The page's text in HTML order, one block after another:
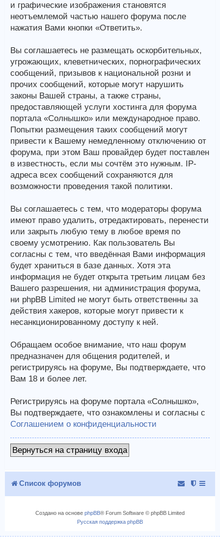
и графические изображения становятся
неотъемлемой частью нашего форума после
нажатия Вами кнопки «Ответить».
Вы соглашаетесь не размещать оскорбительных,
угрожающих, клеветнических, порнографических
сообщений, призывов к национальной розни и
прочих сообщений, которые могут нарушить
законы Вашей страны, а также страны,
предоставляющей услуги хостинга для форума
портала «Солнышко» или международное право.
Попытки размещения таких сообщений могут
привести к Вашему немедленному отключению от
форума, при этом Ваш провайдер будет поставлен
в известность, если мы сочтём это нужным. IP-
адреса всех сообщений сохраняются для
возможности проведения такой политики.
Вы соглашаетесь с тем, что модераторы форума
имеют право удалить, отредактировать, перенести
или закрыть любую тему в любое время по
своему усмотрению. Как пользователь Вы
согласны с тем, что введённая Вами информация
будет храниться в базе данных. Хотя эта
информация не будет открыта третьим лицам без
Вашего разрешения, ни администрация форума,
ни phpBB Limited не могут быть ответственны за
действия хакеров, которые могут привести к
несанкционированному доступу к ней.
Обращаем особое внимание, что наш форум
предназначен для общения родителей, и
регистрируясь на форуме, Вы подтверждаете, что
Вам 18 и более лет.
Регистрируясь на форуме портала «Солнышко»,
Вы подтверждаете, что ознакомлены и согласны с
Соглашением о конфиденциальности
Вернуться на страницу входа
Список форумов
Создано на основе phpBB® Forum Software © phpBB Limited
Русская поддержка phpBB